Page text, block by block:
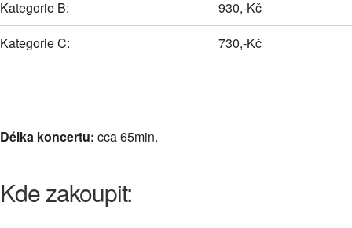
Kategorie B:
930,-Kč
Kategorie C:
730,-Kč
Délka koncertu: cca 65min.
Kde zakoupit: